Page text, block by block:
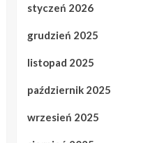
styczeń 2026
grudzień 2025
listopad 2025
październik 2025
wrzesień 2025